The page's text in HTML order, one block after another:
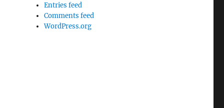
Entries feed
Comments feed
WordPress.org